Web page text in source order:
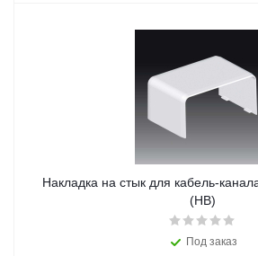
Накладка на стык для кабель-
(HB)
Под заказ